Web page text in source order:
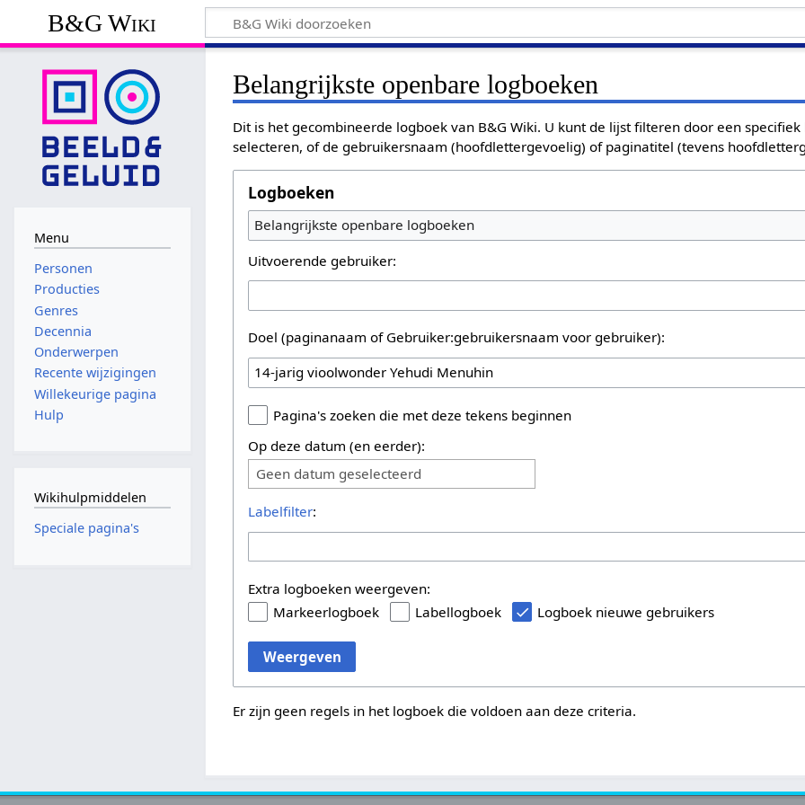
B&G Wiki
Belangrijkste openbare logboeken
Dit is het gecombineerde logboek van B&G Wiki. U kunt de lijst filteren door een
selecteren, of de gebruikersnaam (hoofdlettergevoelig) of paginatitel (tevens
Logboeken
Belangrijkste openbare logboeken
Uitvoerende gebruiker:
Doel (paginanaam of Gebruiker:gebruikersnaam voor gebruiker):
Pagina's zoeken die met deze tekens beginnen
Op deze datum (en eerder):
Geen datum geselecteerd
Labelfilter:
Extra logboeken weergeven:
Markeerlogboek
Labellogboek Logboek nieuwe gebruikers
Weergeven
Er zijn geen regels in het logboek die voldoen aan deze criteria.
Menu
Personen
Producties
Genres
Decennia
Onderwerpen
Recente wijzigingen
Willekeurige pagina
Hulp
Wikihulpmiddelen
Speciale pagina's